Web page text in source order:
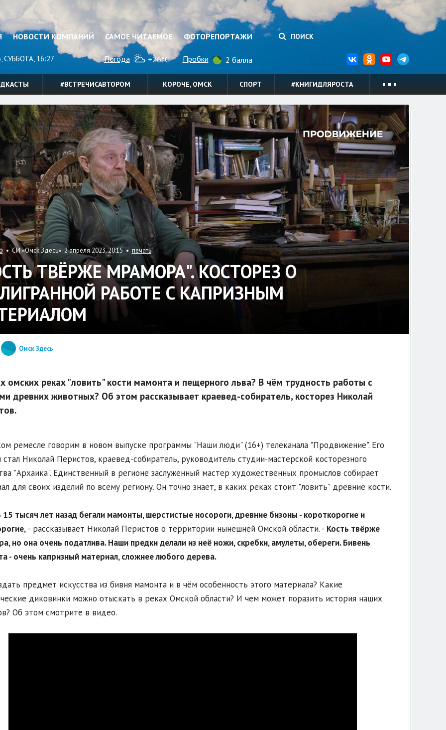
НОВОСТИ КОМПАНИЙ САМОЕ ЧИТАЕМОЕ ФОТОРЕПОРТАЖИ ПОИСК
СУББОТА, 16:27 Погода +26°C Пробки 2 балла
#ВСТРЕЧИСАВТОРОМ КОРОЧЕ, ОМСК СПОРТ #КНИГИДЛЯРОСТА
• СИ «Омск Здесь» 2 апреля 2023, 20:15 • печать
ТВЁРЖЕ МРАМОРА". КОСТОРЕЗ О
РАБОТЕ С КАПРИЗНЫМ
Омск Здесь
омских реках "ловить" кости мамонта и пещерного льва? В чём трудность работы с
древних животных? Об этом рассказывает краевед-собиратель, косторез Николай
ремесле говорим в новом выпуске программы "Наши люди" (16+) телеканала "Продвижение". Его
стал Николай Перистов, краевед-собиратель, руководитель студии-мастерской косторезного
"Архаика". Единственный в регионе заслуженный мастер художественных промыслов собирает
для своих изделий по всему региону. Он точно знает, в каких реках стоит "ловить" древние кости.
15 тысяч лет назад бегали мамонты, шерстистые носороги, древние бизоны - короткорогие и
- рассказывает Николай Перистов о территории нынешней Омской области. - Кость твёрже
но она очень податлива. Наши предки делали из неё ножи, скребки, амулеты, обереги. Бивень
- очень капризный материал, сложнее любого дерева.
предмет искусства из бивня мамонта и в чём особенность этого материала? Какие
диковинки можно отыскать в реках Омской области? И чем может поразить история наших
Об этом смотрите в видео.